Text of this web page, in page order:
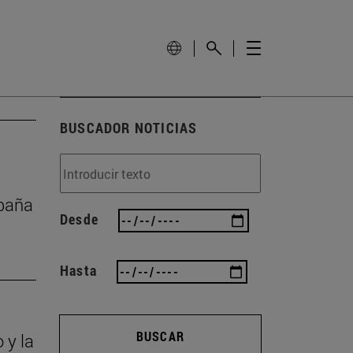
y la
BUSCADOR NOTICIAS
Desde
Hasta
BUSCAR